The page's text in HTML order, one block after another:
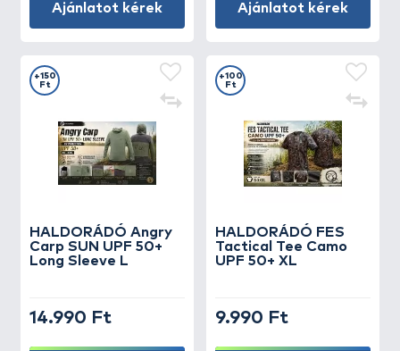
Ajánlatot kérek Ajánlatot kérek
HALDORÁDÓ Angry
Carp SUN UPF 50+
Long Sleeve L
+150
Ft
14.990 Ft
HALDORÁDÓ FES
Tactical Tee Camo
UPF 50+ XL
+100
Ft
9.990 Ft